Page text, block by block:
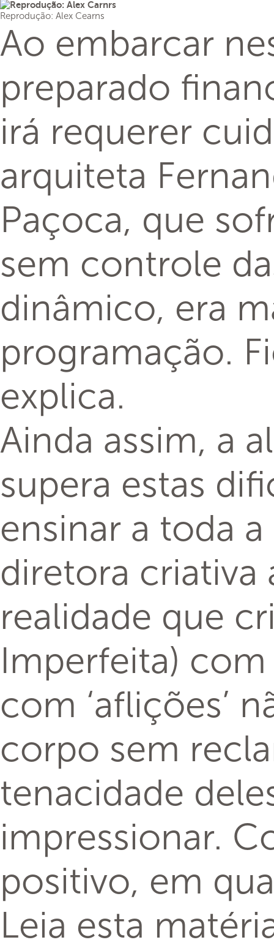
Reprodução: Alex Cearns
Ao embarcar
preparado
irá requerer
arquiteta
Paçoca, que
sem controle
dinâmico, era
programação.
explica.
Ainda assim, a
supera estas
ensinar a toda
diretora criativa
realidade que
Imperfeita)
com ‘aflições’
corpo sem
tenacidade
impressionar.
positivo, em
Leia esta